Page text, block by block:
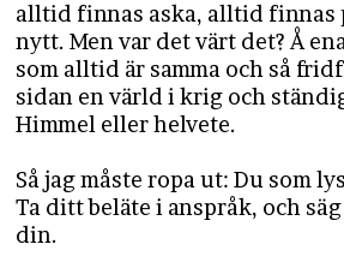
alltid finnas aska, alltid finnas
nytt. Men var det värt det? Å
som alltid är samma och så
sidan en värld i krig och
Himmel eller helvete.
Så jag måste ropa ut: Du som
Ta ditt beläte i anspråk, och
din.